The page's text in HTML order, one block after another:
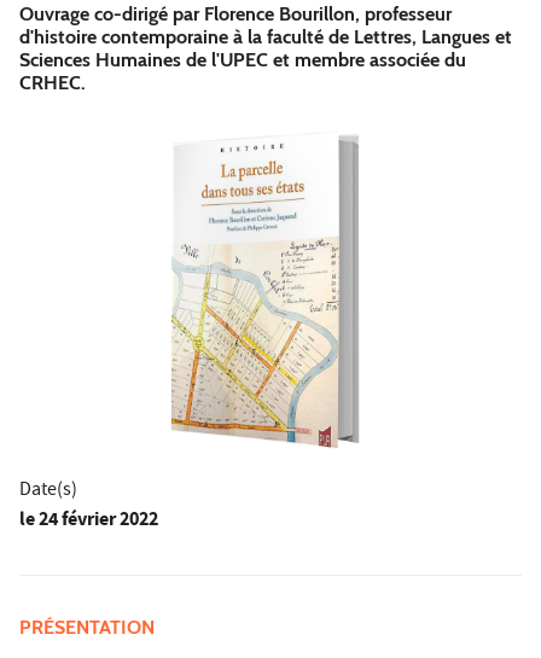
Ouvrage co-dirigé par Florence Bourillon, professeur
d'histoire contemporaine à la faculté de Lettres, Langues et
Sciences Humaines de l'UPEC et membre associée du
CRHEC.
Date(s)
le24 février 2022
PRÉSENTATION